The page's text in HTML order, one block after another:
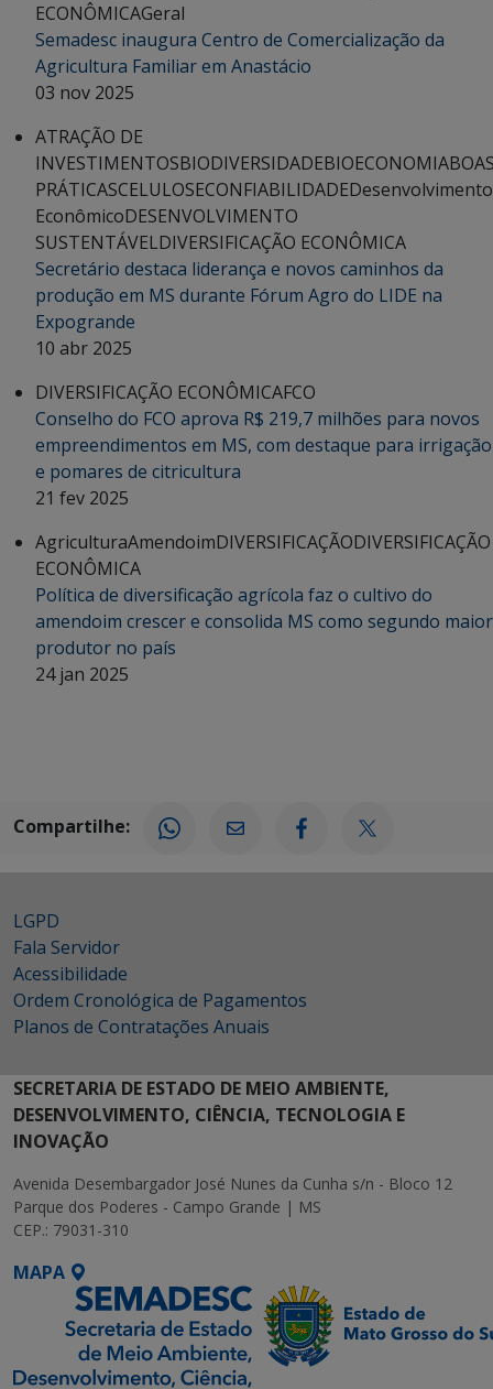
ECONÔMICAGeral
Semadesc inaugura Centro de Comercialização da
Agricultura Familiar em Anastácio
03 nov 2025
ATRAÇÃO DE
INVESTIMENTOSBIODIVERSIDADEBIOECONOMIA
PRÁTICASCELULOSECONFIABILIDADEDesenvolvimento
EconômicoDESENVOLVIMENTO
SUSTENTÁVELDIVERSIFICAÇÃO ECONÔMICA
Secretário destaca liderança e novos caminhos da
produção em MS durante Fórum Agro do LIDE na
Expogrande
10 abr 2025
DIVERSIFICAÇÃO ECONÔMICAFCO
Conselho do FCO aprova R$ 219,7 milhões para novos
empreendimentos em MS, com destaque para irrigação
e pomares de citricultura
21 fev 2025
AgriculturaAmendoimDIVERSIFICAÇÃODIVERSIFICAÇÃO
ECONÔMICA
Política de diversificação agrícola faz o cultivo do
amendoim crescer e consolida MS como segundo maior
produtor no país
24 jan 2025
Compartilhe:
LGPD
Fala Servidor
Acessibilidade
Ordem Cronológica de Pagamentos
Planos de Contratações Anuais
SECRETARIA DE ESTADO DE MEIO AMBIENTE,
DESENVOLVIMENTO, CIÊNCIA, TECNOLOGIA E
INOVAÇÃO
Avenida Desembargador José Nunes da Cunha s/n - Bloco 12
Parque dos Poderes - Campo Grande | MS
CEP.: 79031-310
MAPA